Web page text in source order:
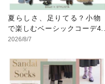
夏らしさ、足りてる？小物
で楽しむベーシックコーデ4
選
2026/8/7